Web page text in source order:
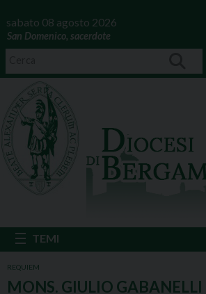
sabato 08 agosto 2026
San Domenico, sacerdote
REQUIEM
MONS. GIULIO